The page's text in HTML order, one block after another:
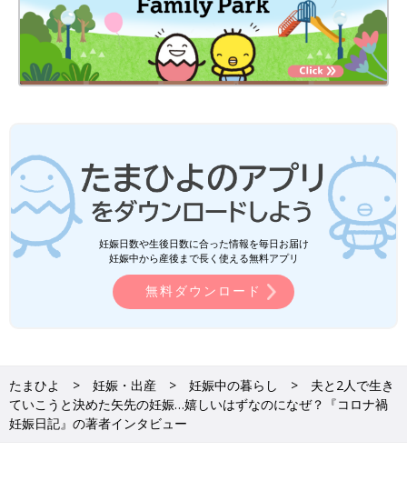
「親になるからって消えないよ」 6/6
初めての妊娠・出産はコロナ禍でイレギュラーだら
――コロナ禍ではじめての妊娠、どんなことを不安に思いました
比べるような経験値はありませんでした。なので、健診が付き添
い禁止なのも両親学級がないのもふつうに受け入れていましたが
コロナ感染だけはずっと不安でした」
妊娠日数や生後日数に合った情報を毎日お届け
妊娠中から産後まで長く使える無料アプリ
無料ダウンロード
たまひよ 妊娠・出産 妊娠中の暮らし
夫と2人で生き
ていこうと決めた矢先の妊娠…嬉しいはずなのになぜ？『コロナ禍
妊娠日記』の著者インタビュー